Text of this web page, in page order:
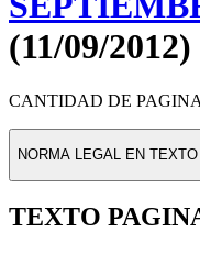
(11/09/2012)
CANTIDAD DE
NORMA LEGAL EN TEXTO
TEXTO